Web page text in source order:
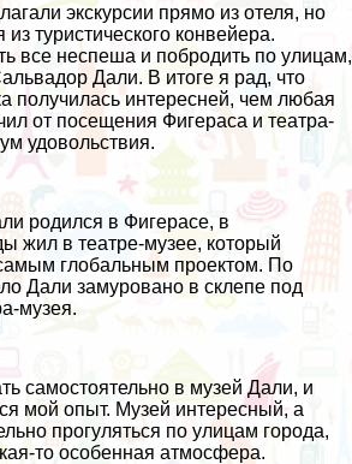
экскурсии прямо из отеля, но
туристического конвейера.
все неспеша и побродить по улицам,
Дали. В итоге я рад, что
получилась интересней, чем любая
от посещения Фигераса и театра-
удовольствия.
родился в Фигерасе, в
жил в театре-музее, который
глобальным проектом. По
Дали замуровано в склепе под
музея.
самостоятельно в музей Дали, и
мой опыт. Музей интересный, а
прогуляться по улицам города,
то особенная атмосфера.